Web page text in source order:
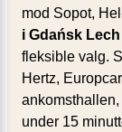
mod Sopot,
i Gdańsk Lech
fleksible valg.
Hertz,
under 15